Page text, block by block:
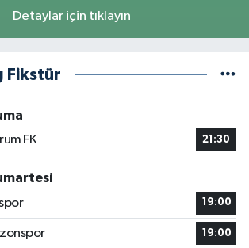
Detaylar için tıklayın
Fikstür
FK
21:30
19:00
19:00